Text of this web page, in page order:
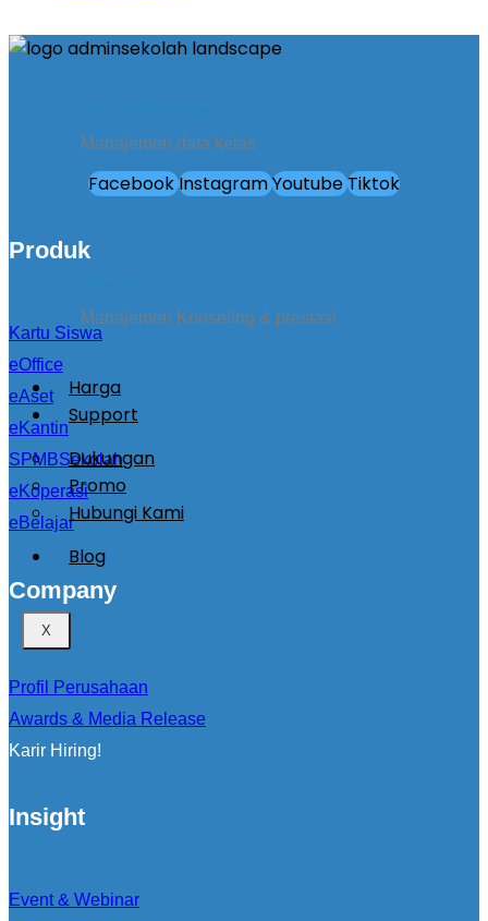
Manajemen data kelas
Manajemen Konseling & prestasi
Harga
Support
Dukungan
Promo
Hubungi Kami
Blog
X
FacebookInstagramYoutubeTiktok
Produk
Kartu Siswa
eOffice
eAset
eKantin
SPMBSekolah
eKoperasi
eBelajar
Company
Profil Perusahaan
Awards & Media Release
Karir Hiring!
Insight
Event & Webinar